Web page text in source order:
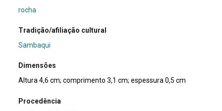
rocha
Tradição/afiliação cultural
Sambaqui
Dimensões
Altura 4,6 cm; comprimento 3,1 cm; espessura 0,5 cm
Procedência